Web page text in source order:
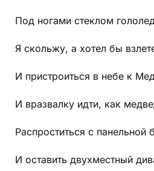
Под ногами стеклом
Я скольжу, а хотел бы
И пристроиться в небе к
И вразвалку идти, как
Распроститься с панельной
И оставить двухместный